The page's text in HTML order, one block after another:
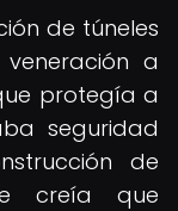
de túneles
a
protegía a
seguridad
de
creía que